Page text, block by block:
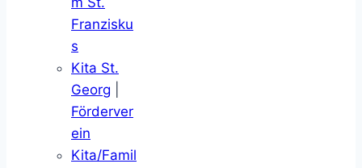
Franzisku
s
Kita St.
Georg
Förderver
ein
Kita/Famil